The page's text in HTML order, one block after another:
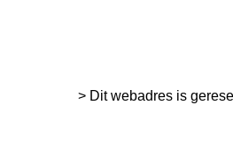
> Dit webadres is